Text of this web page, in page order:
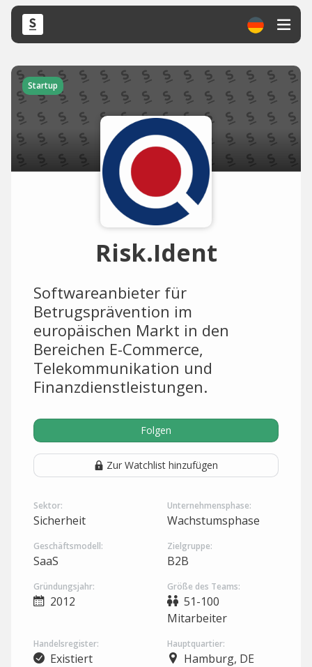
Startup
Risk.Ident
Softwareanbieter für
Betrugsprävention im
europäischen Markt in den
Bereichen E-Commerce,
Telekommunikation und
Finanzdienstleistungen.
Folgen
Zur Watchlist hinzufügen
Sektor:
Sicherheit
Unternehmensphase:
Wachstumsphase
Geschäftsmodell:
SaaS
Zielgruppe:
B2B
Gründungsjahr:
2012
Größe des Teams:
51-100
Mitarbeiter
Handelsregister:
Existiert
Hauptquartier:
Hamburg, DE